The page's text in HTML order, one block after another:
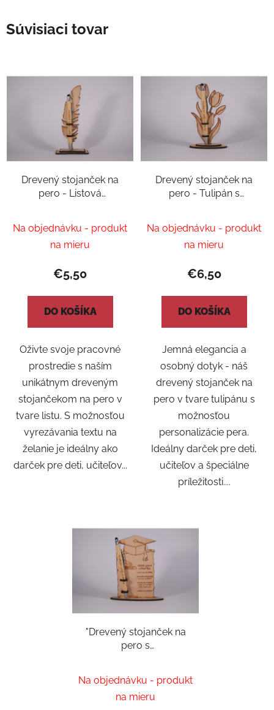
Súvisiaci tovar
Drevený stojanček na
pero - Listová
Na objednávku - produkt
na mieru
€5,50
DO KOŠÍKA
Oživte svoje pracovné
prostredie s naším
unikátnym dreveným
stojančekom na pero v
tvare listu. S možnosťou
vyrezávania textu na
želanie je ideálny ako
darček pre deti, učiteľov...
Drevený stojanček na
pero - Tulipán s
Na objednávku - produkt
na mieru
€6,50
DO KOŠÍKA
Jemná elegancia a
osobný dotyk - náš
drevený stojanček na
pero v tvare tulipánu s
možnosťou
personalizácie pera.
Ideálny darček pre deti,
učiteľov a špeciálne
príležitosti....
"Drevený stojanček na
pero s
vygravírovaným
venovaním"
Na objednávku - produkt
na mieru